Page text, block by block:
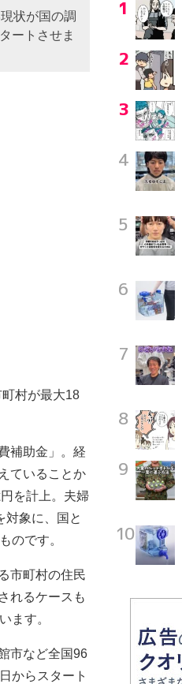
状が国の調
ートさせま
村が最大18
補助金」。経
ていることか
を計上。夫婦
対象に、国と
のです。
市町村の住民
れるケースも
ます。
市など全国96
からスタート